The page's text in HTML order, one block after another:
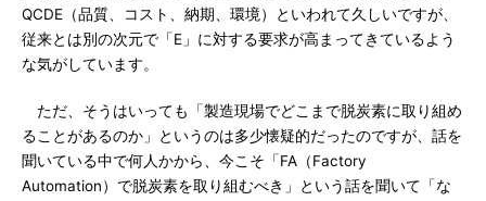
QCDE（品質、コスト、納期、環境）といわれて久しいですが、
従来とは別の次元で「E」に対する要求が高まってきているよう
な気がしています。
ただ、そうはいっても「製造現場でどこまで脱炭素に取り組め
ることがあるのか」というのは多少懐疑的だったのですが、話を
聞いている中で何人かから、今こそ「FA（Factory
Automation）で脱炭素を取り組むべき」という話を聞いて「な